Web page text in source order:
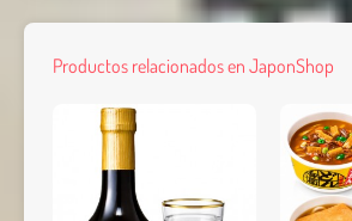
Productos relacionados en JaponShop